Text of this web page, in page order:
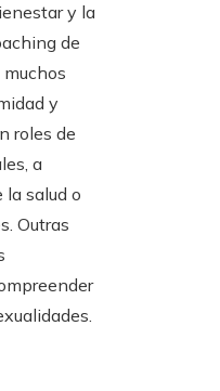
y la
de
y
roles de
a
salud o
Outras